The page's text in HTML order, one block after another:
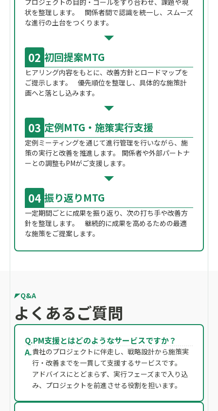
状を整理します。 関係者間で認識を統一し、スムーズ
な進行の土台をつくります。
02 初回提案MTG
ヒアリング内容をもとに、改善方針とロードマップを
ご提示します。 優先順位を整理し、具体的な施策計
画へと落とし込みます。
03 定例MTG・施策実行支援
定例ミーティングを通じて進行管理を行いながら、施
策の実行と改善を推進します。 関係者や外部パートナ
ーとの調整もPMがご支援します。
04 振り返りMTG
一定期間ごとに成果を振り返り、次の打ち手や改善方
針を整理します。 継続的に成果を高めるための最適
な施策をご提案します。
Q&A
よくあるご質問
Q.PM支援とはどのようなサービスですか？
A.貴社のプロジェクトに伴走し、戦略設計から施策実
行・改善までを一貫して支援するサービスです。
アドバイスにとどまらず、実行フェーズまで入り込
み、プロジェクトを前進させる役割を担います。